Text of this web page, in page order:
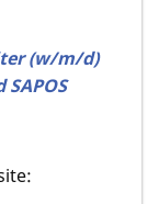
(w/m/d)